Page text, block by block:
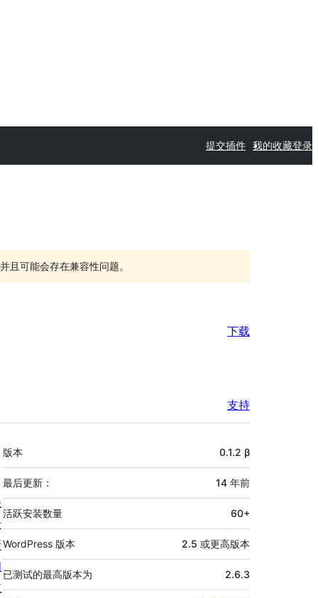
提交插件 我的收藏登录
且可能会存在兼容性问题。
下载
支持
额
外
信
息
版本 0.1.2 β
最后更新： 14 年前
活跃安装数量 60+
WordPress 版本 2.5 或更高版本
已测试的最高版本为 2.6.3